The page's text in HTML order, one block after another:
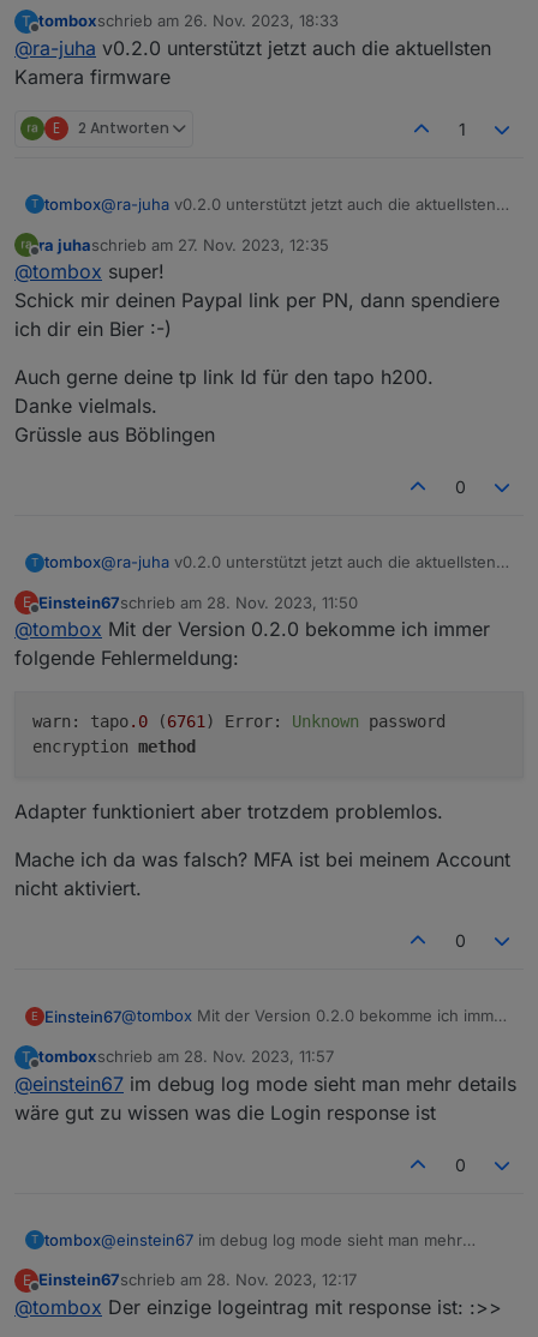
2023-11-22 21:28:16.315 error Error: Unable to find
token in response, probably your credentials are not
valid. Please make sure you set your TAPO Cloud
2FA auch jetzt aus. Trotzdem.
Hoffe Tom bekommt das hin. Danke !!!
T
Offline
tomboxschrieb am 26. Nov. 2023, 18:33
zuletzt editiert von
@ra-juha v0.2.0 unterstützt jetzt auch die aktuellsten
Kamera firmware
E 2 Antworten 1
T tombox@ra-juha v0.2.0 unterstützt jetzt auch die aktuellsten
Offline
ra juhaschrieb am 27. Nov. 2023, 12:35
zuletzt editiert von
@tombox super!
Schick mir deinen Paypal link per PN, dann spendiere
ich dir ein Bier :-)
Auch gerne deine tp link Id für den tapo h200.
Danke vielmals.
Grüssle aus Böblingen
0
T tombox@ra-juha v0.2.0 unterstützt jetzt auch die aktuellsten
E
Offline
Einstein67schrieb am 28. Nov. 2023, 11:50
zuletzt editiert von
@tombox Mit der Version 0.2.0 bekomme ich immer
folgende Fehlermeldung:
warn: tapo.0 (6761) Error: Unknown password
encryption method
Adapter funktioniert aber trotzdem problemlos.
Mache ich da was falsch? MFA ist bei meinem Account
nicht aktiviert.
0
E Einstein67@tombox Mit der Version 0.2.0 bekomme ich immer
Adapter funktioniert aber trotzdem problemlos.
T
Offline
tomboxschrieb am 28. Nov. 2023, 11:57
zuletzt editiert von
@einstein67 im debug log mode sieht man mehr details
wäre gut zu wissen was die Login response ist
0
T tombox@einstein67 im debug log mode sieht man mehr
E
Offline
Einstein67schrieb am 28. Nov. 2023, 12:17
zuletzt editiert von
@tombox Der einzige logeintrag mit response ist: :>>